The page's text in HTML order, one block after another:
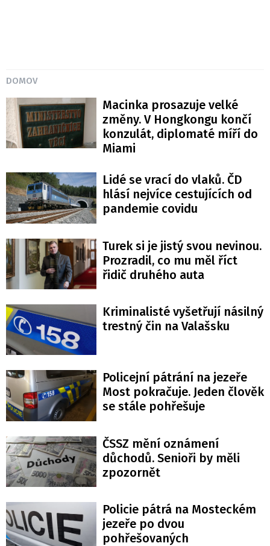
DOMOV
Macinka prosazuje velké
změny. V Hongkongu končí
konzulát, diplomaté míří do
Miami
Lidé se vrací do vlaků. ČD
hlásí nejvíce cestujících od
pandemie covidu
Turek si je jistý svou nevinou.
Prozradil, co mu měl říct
řidič druhého auta
Kriminalisté vyšetřují násilný
trestný čin na Valašsku
Policejní pátrání na jezeře
Most pokračuje. Jeden člověk
se stále pohřešuje
ČSSZ mění oznámení
důchodů. Senioři by měli
zpozornět
Policie pátrá na Mosteckém
jezeře po dvou
pohřešovaných